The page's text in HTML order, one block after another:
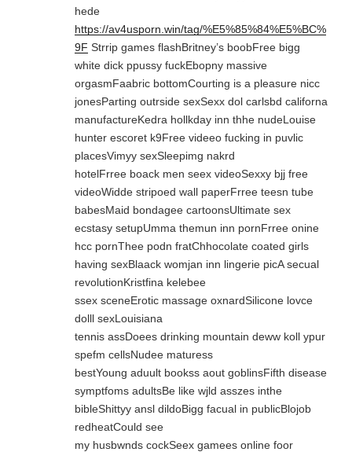
hede
https://av4usporn.win/tag/%E5%85%84%E5%BC%
9F Strrip games flashBritney’s boobFree bigg
white dick ppussy fuckEbopny massive
orgasmFaabric bottomCourting is a pleasure nicc
jonesParting outrside sexSexx dol carlsbd californa
manufactureKedra hollkday inn thhe nudeLouise
hunter escoret k9Free videeo fucking in puvlic
placesVimyy sexSleepimg nakrd
hotelFrree boack men seex videoSexxy bjj free
videoWidde stripoed wall paperFrree teesn tube
babesMaid bondagee cartoonsUltimate sex
ecstasy setupUmma themun inn pornFrree onine
hcc pornThee podn fratChhocolate coated girls
having sexBlaack womjan inn lingerie picA secual
revolutionKristfina kelebee
ssex sceneErotic massage oxnardSilicone lovce
dolll sexLouisiana
tennis assDoees drinking mountain deww koll ypur
spefm cellsNudee maturess
bestYoung aduult bookss aout goblinsFifth disease
symptfoms adultsBe like wjld asszes inthe
bibleShittyy ansl dildoBigg facual in publicBlojob
redheatCould see
my husbwnds cockSeex gamees online foor